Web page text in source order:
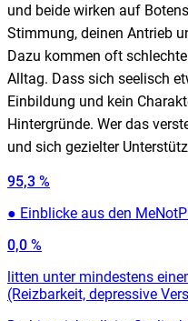
und beide wirken auf
Stimmung, deinen Antrieb
Dazu kommen oft
Alltag. Dass sich seelisch
Einbildung und kein
Hintergründe. Wer das
und sich gezielter
95,3 %
● Einblicke aus den
0,0 %
litten unter mindestens
(Reizbarkeit, depressive